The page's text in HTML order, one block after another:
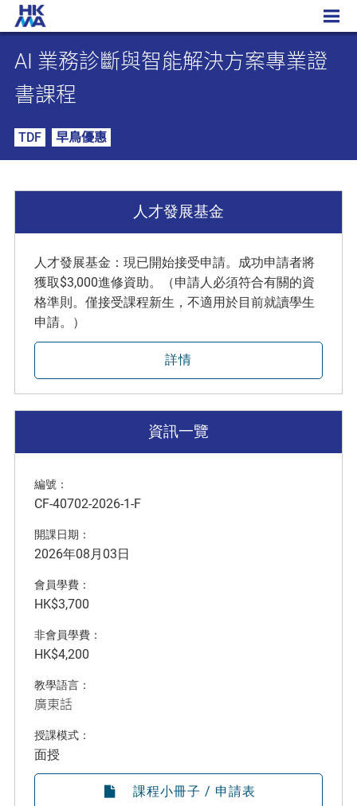
AI 業務診斷與智能解決方案專業證書課程
AI 業務診斷與智能解決方案專業證
書課程
TDF 早鳥優惠
人才發展基金
人才發展基金：現已開始接受申請。成功申請者將
獲取$3,000進修資助。（申請人必須符合有關的資
格準則。僅接受課程新生，不適用於目前就讀學生
申請。）
詳情
資訊一覽
編號：
CF-40702-2026-1-F
開課日期：
2026年08月03日
會員學費：
HK$3,700
非會員學費：
HK$4,200
教學語言：
廣東話
授課模式：
面授
課程小冊子 / 申請表